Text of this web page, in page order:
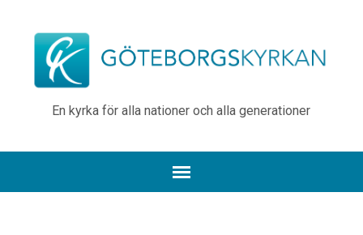
En kyrka för alla nationer och alla generationer